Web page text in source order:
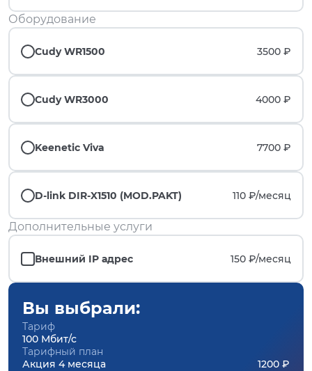
Оборудование
Cudy WR1500 3500 ₽
Cudy WR3000 4000 ₽
Keenetic Viva 7700 ₽
D-link DIR-X1510 (MOD.PAKT) 110 ₽/месяц
Дополнительные услуги
Внешний IP адрес 150 ₽/месяц
Вы выбрали:
Тариф
100 Мбит/с
Тарифный план
Акция 4 месяца
1200 ₽